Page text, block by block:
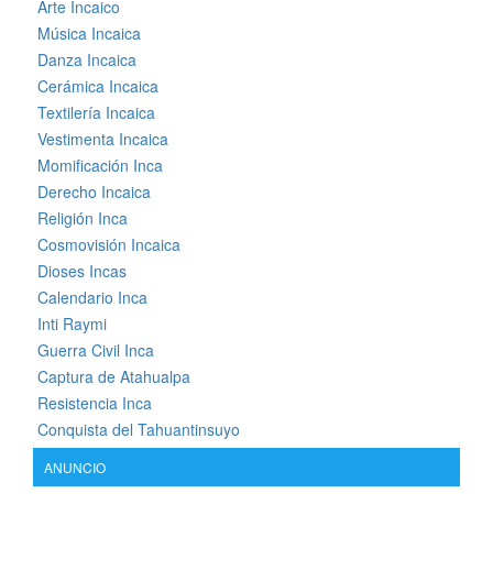
Arte Incaico
Música Incaica
Danza Incaica
Cerámica Incaica
Textilería Incaica
Vestimenta Incaica
Momificación Inca
Derecho Incaica
Religión Inca
Cosmovisión Incaica
Dioses Incas
Calendario Inca
Inti Raymi
Guerra Civil Inca
Captura de Atahualpa
Resistencia Inca
Conquista del Tahuantinsuyo
ANUNCIO